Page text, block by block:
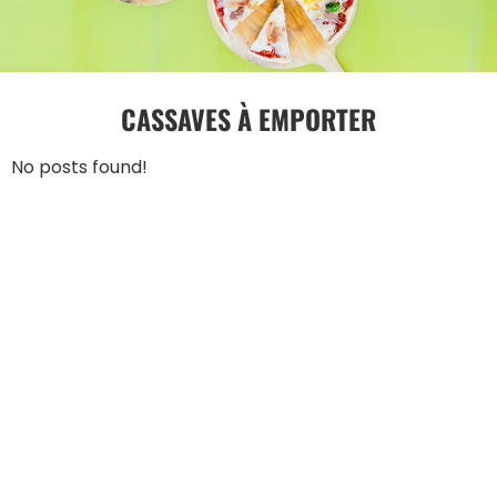
CASSAVES À EMPORTER
No posts found!